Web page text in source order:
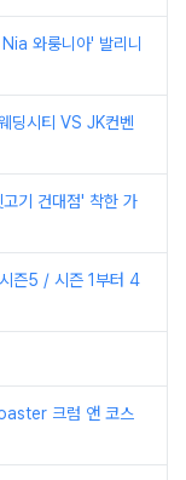
와룽니아' 발리니
딩시티 VS JK컨벤
기 건대점' 착한 가
즌5 / 시즌 1부터 4
크럼 앤 코스